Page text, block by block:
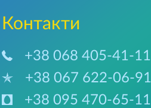
Контакти
+38 068 405-41-11
+38 067 622-06-91
+38 095 470-65-11